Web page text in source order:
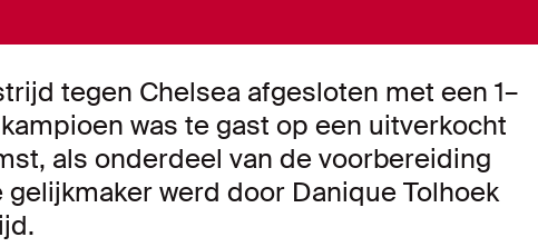
tegen Chelsea afgesloten met een 1–
was te gast op een uitverkocht
als onderdeel van de voorbereiding
gelijkmaker werd door Danique Tolhoek